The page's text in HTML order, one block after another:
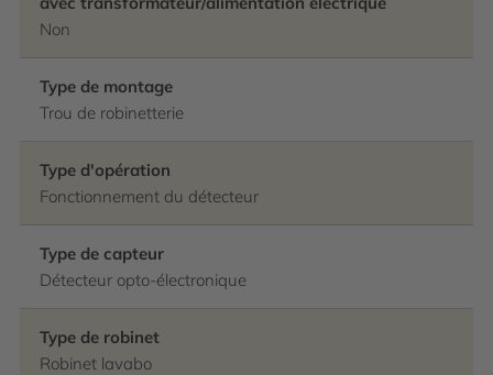
Non
Type de montage
Trou de robinetterie
Type d'opération
Fonctionnement du détecteur
Type de capteur
Détecteur opto-électronique
Type de robinet
Robinet lavabo